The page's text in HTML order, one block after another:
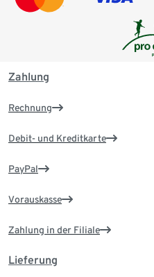
Zahlung
Rechnung
Debit- und Kreditkarte
PayPal
Vorauskasse
Zahlung in der Filiale
Lieferung